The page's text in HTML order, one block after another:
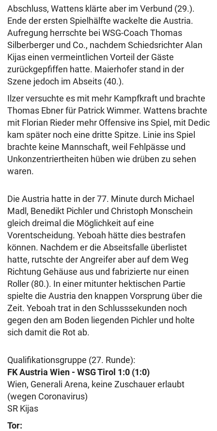
Abschluss, Wattens klärte aber im Verbund (29.).
Ende der ersten Spielhälfte wackelte die Austria.
Aufregung herrschte bei WSG-Coach Thomas
Silberberger und Co., nachdem Schiedsrichter Alan
Kijas einen vermeintlichen Vorteil der Gäste
zurückgepfiffen hatte. Maierhofer stand in der
Szene jedoch im Abseits (40.).
Ilzer versuchte es mit mehr Kampfkraft und brachte
Thomas Ebner für Patrick Wimmer. Wattens brachte
mit Florian Rieder mehr Offensive ins Spiel, mit Dedic
kam später noch eine dritte Spitze. Linie ins Spiel
brachte keine Mannschaft, weil Fehlpässe und
Unkonzentriertheiten hüben wie drüben zu sehen
waren.
Die Austria hatte in der 77. Minute durch Michael
Madl, Benedikt Pichler und Christoph Monschein
gleich dreimal die Möglichkeit auf eine
Vorentscheidung. Yeboah hätte dies bestrafen
können. Nachdem er die Abseitsfalle überlistet
hatte, rutschte der Angreifer aber auf dem Weg
Richtung Gehäuse aus und fabrizierte nur einen
Roller (80.). In einer mitunter hektischen Partie
spielte die Austria den knappen Vorsprung über die
Zeit. Yeboah trat in den Schlusssekunden noch
gegen den am Boden liegenden Pichler und holte
sich damit die Rot ab.
Qualifikationsgruppe (27. Runde):
FK Austria Wien - WSG Tirol 1:0 (1:0)
Wien, Generali Arena, keine Zuschauer erlaubt
(wegen Coronavirus)
SR Kijas
Tor: